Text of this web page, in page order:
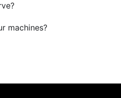
machines?